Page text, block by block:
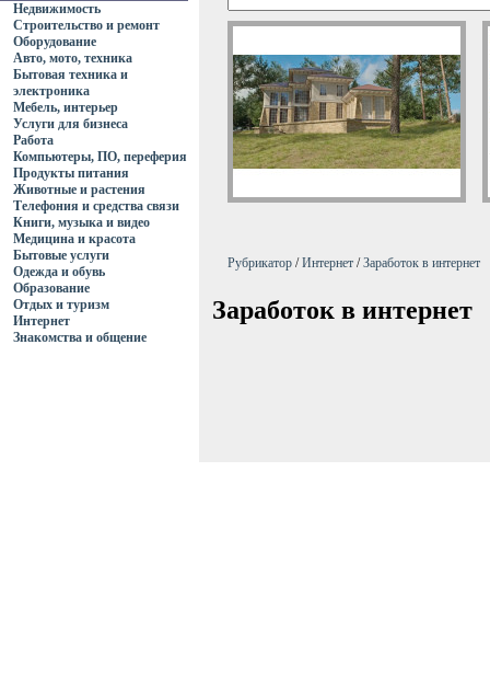
Недвижимость
Строительство и ремонт
Оборудование
Авто, мото, техника
Бытовая техника и
электроника
Мебель, интерьер
Услуги для бизнеса
Работа
Компьютеры, ПО, переферия
Продукты питания
Животные и растения
Телефония и средства связи
Книги, музыка и видео
Медицина и красота
Бытовые услуги
Одежда и обувь
Образование
Отдых и туризм
Интернет
Знакомства и общение
Рубрикатор /Интернет /Заработок в интернет
Заработок в интернет